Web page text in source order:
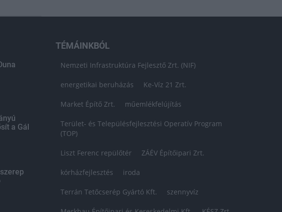
a Gál
TÉMÁINKBÓL
Nemzeti Infrastruktúra Fejlesztő Zrt. (NIF)
energetikai beruházás Ke-Víz 21 Zrt.
Market Építő Zrt. műemlékfelújítás
Terület- és Településfejlesztési Operatív Program
(TOP)
Liszt Ferenc repülőtér ZÁÉV Építőipari Zrt.
kórházfejlesztés iroda
Terrán Tetőcserép Gyártó Kft. szennyvíz